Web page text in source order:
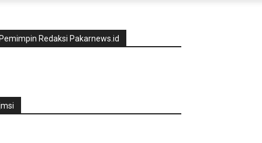
Pemimpin Redaksi Pakarnews.id